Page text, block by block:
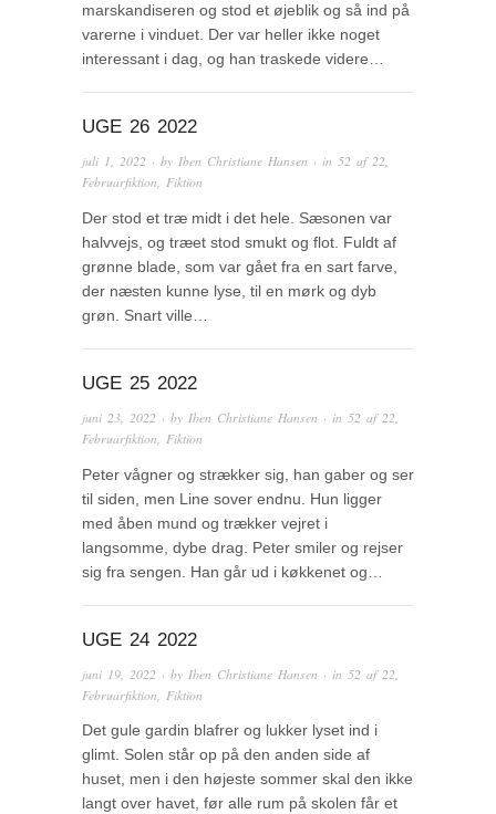
marskandiseren og stod et øjeblik og så ind på
varerne i vinduet. Der var heller ikke noget
interessant i dag, og han traskede videre…
UGE 26 2022
juli 1, 2022 · by Iben Christiane Hansen · in 52 af 22,
Februarfiktion, Fiktion
Der stod et træ midt i det hele. Sæsonen var
halvvejs, og træet stod smukt og flot. Fuldt af
grønne blade, som var gået fra en sart farve,
der næsten kunne lyse, til en mørk og dyb
grøn. Snart ville…
UGE 25 2022
juni 23, 2022 · by Iben Christiane Hansen · in 52 af 22,
Februarfiktion, Fiktion
Peter vågner og strækker sig, han gaber og ser
til siden, men Line sover endnu. Hun ligger
med åben mund og trækker vejret i
langsomme, dybe drag. Peter smiler og rejser
sig fra sengen. Han går ud i køkkenet og…
UGE 24 2022
juni 19, 2022 · by Iben Christiane Hansen · in 52 af 22
Februarfiktion
Fiktion
Det gule gardin blafrer og lukker lyset ind i
glimt. Solen står op på den anden side af
huset, men i den højeste sommer skal den ikke
langt over havet, før alle rum på skolen får et